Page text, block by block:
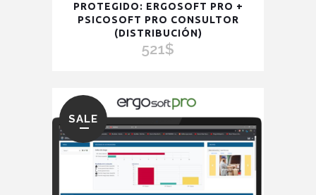
PROTEGIDO: ERGOSOFT PRO +
PSICOSOFT PRO CONSULTOR
(DISTRIBUCIÓN)
521$
SALE